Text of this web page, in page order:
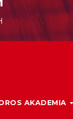
AKADEMIA